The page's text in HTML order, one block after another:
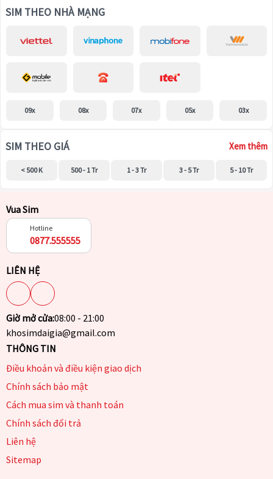
SIM THEO NHÀ MẠNG
09x 08x 07x 05x 03x
SIM THEO GIÁ Xem thêm
< 500 K 500 - 1 Tr 1 - 3 Tr 3 - 5 Tr 5 - 10 Tr
Vua Sim
Hotline
0877.555555
LIÊN HỆ
Giờ mở cửa:08:00 - 21:00
khosimdaigia@gmail.com
THÔNG TIN
Điều khoản và điều kiện giao dịch
Chính sách bảo mật
Cách mua sim và thanh toán
Chính sách đổi trả
Liên hệ
Sitemap